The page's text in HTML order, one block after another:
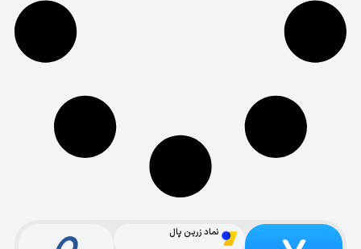
نماد زرین پال